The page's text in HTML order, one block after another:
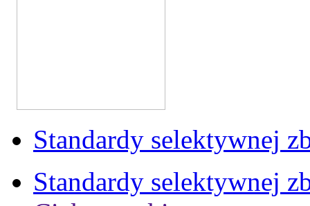
Standardy selektywnej
Standardy selektywnej